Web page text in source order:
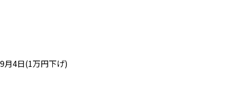
9月4日(1万円下げ)